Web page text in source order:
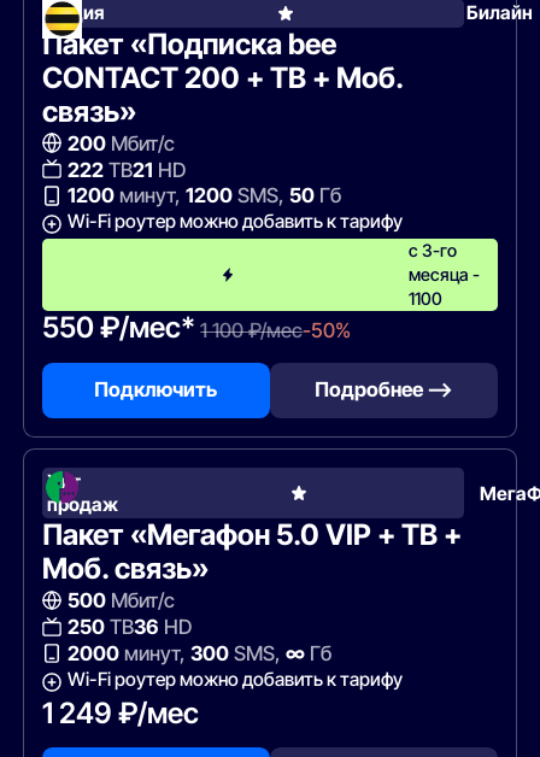
Акция Билайн
Пакет «Подписка bee
CONTACT 200 + ТВ + Моб.
связь»
200Мбит/с
222ТВ21 HD
1200минут, 1200SMS, 50Гб
Wi-Fi роутер можно добавить к тарифу
с 3-го
месяца -
1100
550 ₽/мес* 1 100 ₽/мес-50%
Подключить Подробнее —>
Хит
продаж
Пакет «Мегафон 5.0 VIP + ТВ +
Моб. связь»
500Мбит/с
250ТВ36 HD
2000минут, 300SMS, ∞Гб
Wi-Fi роутер можно добавить к тарифу
1 249 ₽/мес